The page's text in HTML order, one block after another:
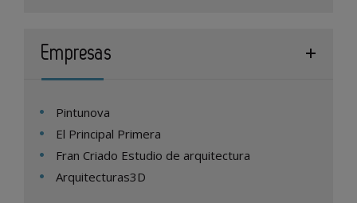
Empresas
Pintunova
El Principal Primera
Fran Criado Estudio de arquitectura
Arquitecturas3D